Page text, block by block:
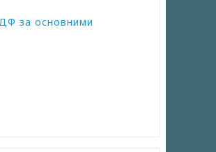
за основними